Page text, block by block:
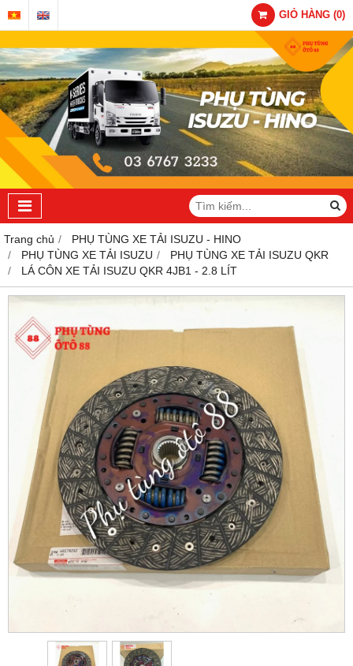
GIỎ HÀNG (0)
Trang chủ
PHỤ TÙNG XE TẢI ISUZU - HINO
PHỤ TÙNG XE TẢI ISUZU
PHỤ TÙNG XE TẢI ISUZU QKR
LÁ CÔN XE TẢI ISUZU QKR 4JB1 - 2.8 LÍT